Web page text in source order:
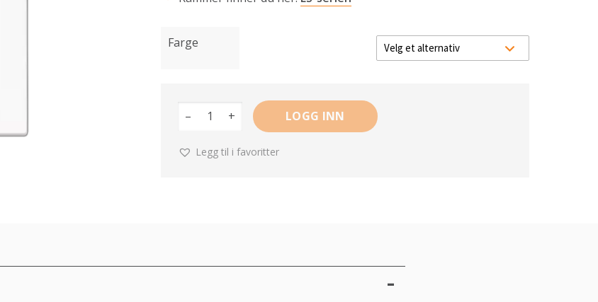
Farge
– + LOGG INN
Legg til i favoritter